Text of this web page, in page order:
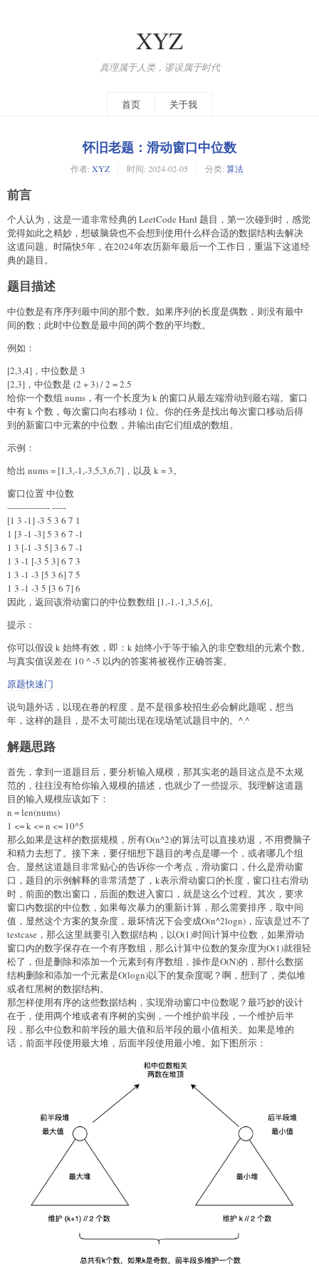
XYZ
真理属于人类，谬误属于时代
首页 关于我
怀旧老题：滑动窗口中位数
作者: XYZ 时间: 2024-02-05 分类: 算法
前言
个人认为，这是一道非常经典的 LeetCode Hard 题目，第一次碰到时，感觉
觉得如此之精妙，想破脑袋也不会想到使用什么样合适的数据结构去解决
这道问题。时隔快5年，在2024年农历新年最后一个工作日，重温下这道经
典的题目。
题目描述
中位数是有序序列最中间的那个数。如果序列的长度是偶数，则没有最中
间的数；此时中位数是最中间的两个数的平均数。
例如：
[2,3,4]，中位数是 3
[2,3]，中位数是 (2 + 3) / 2 = 2.5
给你一个数组 nums，有一个长度为 k 的窗口从最左端滑动到最右端。窗口
中有 k 个数，每次窗口向右移动 1 位。你的任务是找出每次窗口移动后得
到的新窗口中元素的中位数，并输出由它们组成的数组。
示例：
给出 nums = [1,3,-1,-3,5,3,6,7]，以及 k = 3。
窗口位置 中位数
--------------- -----
[1 3 -1] -3 5 3 6 7 1
1 [3 -1 -3] 5 3 6 7 -1
1 3 [-1 -3 5] 3 6 7 -1
1 3 -1 [-3 5 3] 6 7 3
1 3 -1 -3 [5 3 6] 7 5
1 3 -1 -3 5 [3 6 7] 6
因此，返回该滑动窗口的中位数数组 [1,-1,-1,3,5,6]。
提示：
你可以假设 k 始终有效，即：k 始终小于等于输入的非空数组的元素个数。
与真实值误差在 10 ^ -5 以内的答案将被视作正确答案。
原题快速门
说句题外话，以现在卷的程度，是不是很多校招生必会解此题呢，想当
年，这样的题目，是不太可能出现在现场笔试题目中的。^.^
解题思路
首先，拿到一道题目后，要分析输入规模，那其实老的题目这点是不太规
范的，往往没有给你输入规模的描述，也就少了一些提示。我理解这道题
目的输入规模应该如下：
n = len(nums)
1 <= k <= n <= 10^5
那么如果是这样的数据规模，所有O(n^2)的算法可以直接劝退，不用费脑子
和精力去想了。接下来，要仔细想下题目的考点是哪一个，或者哪几个组
合。显然这道题目非常贴心的告诉你一个考点，滑动窗口，什么是滑动窗
口，题目的示例解释的非常清楚了，k表示滑动窗口的长度，窗口往右滑动
时，前面的数出窗口，后面的数进入窗口，就是这么个过程。其次，要求
窗口内数据的中位数，如果每次暴力的重新计算，那么需要排序，取中间
值，显然这个方案的复杂度，最坏情况下会变成O(n^2logn)，应该是过不了
testcase，那么这里就要引入数据结构，以O(1)时间计算中位数，如果滑动
窗口内的数字保存在一个有序数组，那么计算中位数的复杂度为O(1)就很轻
松了，但是删除和添加一个元素到有序数组，操作是O(N)的，那什么数据
结构删除和添加一个元素是O(logn)以下的复杂度呢？啊，想到了，类似堆
或者红黑树的数据结构。
那怎样使用有序的这些数据结构，实现滑动窗口中位数呢？最巧妙的设计
在于，使用两个堆或者有序树的实例，一个维护前半段，一个维护后半
段，那么中位数和前半段的最大值和后半段的最小值相关。如果是堆的
话，前面半段使用最大堆，后面半段使用最小堆。如下图所示：